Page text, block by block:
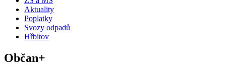
Aktuality
Poplatky
Svozy odpadů
Hřbitov
Občan+